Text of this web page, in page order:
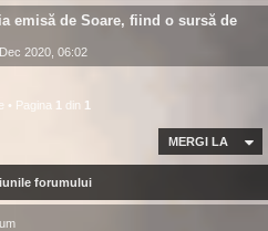
emisă de Soare, fiind o sursă de
2020, 06:02
• Pagina 1 din 1
MERGI LA
forumului